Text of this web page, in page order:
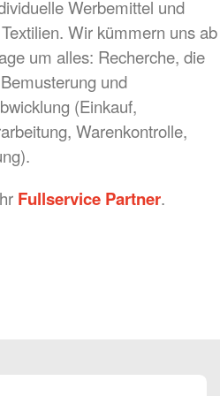
Werbemittel und
Wir kümmern uns ab
um alles: Recherche, die
und
(Einkauf,
Warenkontrolle,
Fullservice Partner.